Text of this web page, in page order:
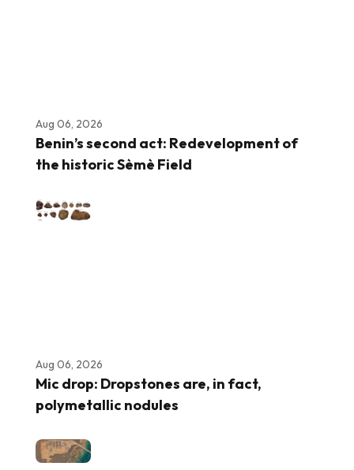
Aug 06, 2026
Benin’s second act: Redevelopment of
the historic Sèmè Field
Aug 06, 2026
Mic drop: Dropstones are, in fact,
polymetallic nodules